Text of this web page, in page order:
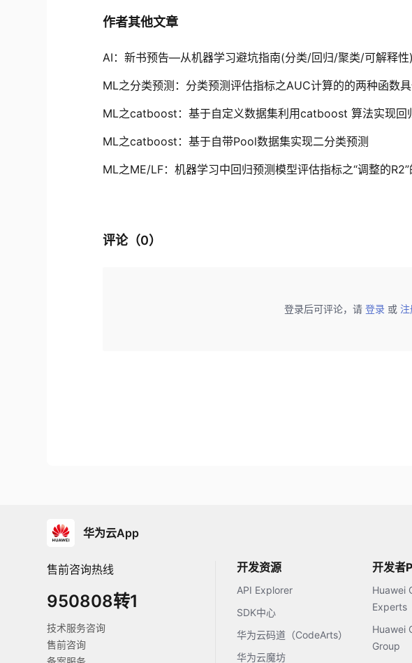
作者其他文章
ML之分类预测：分类预测评估指标之AUC计算的的两种函数
ML之catboost：基于自定义数据集利用catboost 算法实现回
ML之catboost：基于自带Pool数据集实现二分类预测
ML之ME/LF：机器学习中回归预测模型评估指标之“调整的
评论（0）
登录后可评论，请 登录 或
华为云App
售前咨询热线
950808转1
技术服务咨询
售前咨询
开发资源
API Explorer
SDK中心
华为云码道（CodeArts）
华为云魔坊
开发者
Huawei
Experts
Huawei
Group